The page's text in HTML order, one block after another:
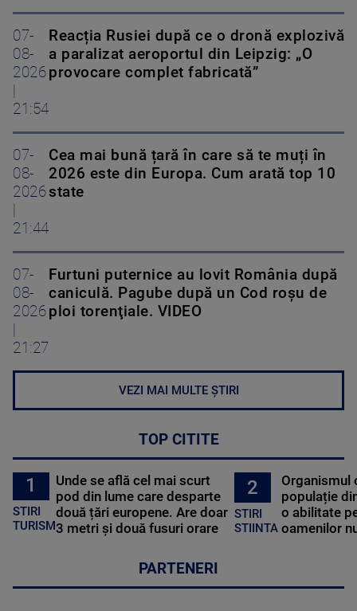
07-
08-
2026
21:54
Reacția Rusiei după ce o dronă explozivă
a paralizat aeroportul din Leipzig: „O
provocare complet fabricată”
07-
08-
2026
21:44
Cea mai bună țară în care să te muți în
2026 este din Europa. Cum arată top 10
state
07-
08-
2026
21:27
Furtuni puternice au lovit România după
caniculă. Pagube după un Cod roşu de
ploi torenţiale. VIDEO
VEZI MAI MULTE ȘTIRI
TOP CITITE
1
STIRI
TURISM
Unde se află cel mai scurt
pod din lume care desparte
două țări europene. Are doar
3 metri și două fusuri orare
2
STIRI
STIINTA
Organismul
populație
o abilitate
oamenilor
PARTENERI